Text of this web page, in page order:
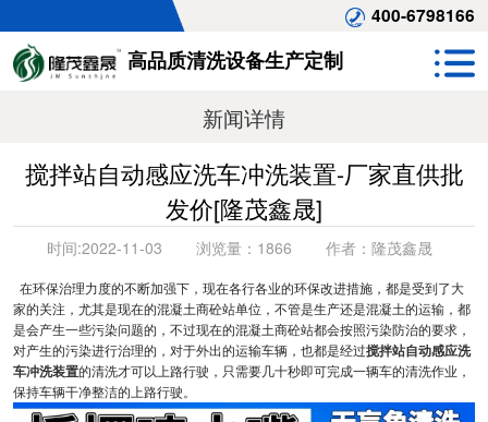
400-6798166
高品质清洗设备生产定制
新闻详情
搅拌站自动感应洗车冲洗装置-厂家直供批
发价[隆茂鑫晟]
时间:2022-11-03 浏览量： 1866 作者： 隆茂鑫晟
在环保治理力度的不断加强下，现在各行各业的环保改进措施，都是受到了大
家的关注，尤其是现在的混凝土商砼站单位，不管是生产还是混凝土的运输，都
是会产生一些污染问题的，不过现在的混凝土商砼站都会按照污染防治的要求，
对产生的污染进行治理的，对于外出的运输车辆，也都是经过搅拌站自动感应洗
车冲洗装置的清洗才可以上路行驶，只需要几十秒即可完成一辆车的清洗作业，
保持车辆干净整洁的上路行驶。